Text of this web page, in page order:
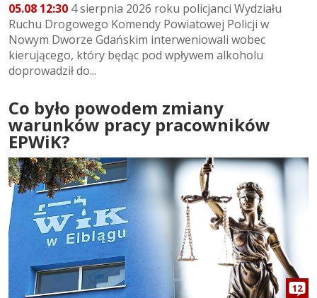
05.08 12:30 4 sierpnia 2026 roku policjanci Wydziału
Ruchu Drogowego Komendy Powiatowej Policji w
Nowym Dworze Gdańskim interweniowali wobec
kierującego, który będąc pod wpływem alkoholu
doprowadził do...
Co było powodem zmiany
warunków pracy pracowników
EPWiK?
12